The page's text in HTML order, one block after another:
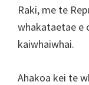
Raki, me te
whakataetae e
kaiwhaiwhai.
Ahakoa kei te